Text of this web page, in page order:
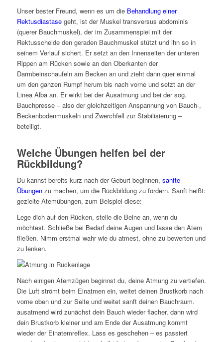
Unser bester Freund, wenn es um die Behandlung einer
Rektusdiastasegeht, ist der Muskel transversus abdominis
(querer Bauchmuskel), der im Zusammenspiel mit der
Rektusscheide den geraden Bauchmuskel stützt und ihn so in
seinem Verlauf sichert. Er setzt an den Innenseiten der unteren
Rippen am Rücken sowie an den Oberkanten der
Darmbeinschaufeln am Becken an und zieht dann quer einmal
um den ganzen Rumpf herum bis nach vorne und setzt an der
Linea Alba an. Er wirkt bei der Ausatmung und bei der sog.
Bauchpresse – also der gleichzeitigen Anspannung von Bauch-,
Beckenbodenmuskeln und Zwerchfell zur Stabilisierung –
beteiligt.
Welche Übungen helfen bei der
Rückbildung?
Du kannst bereits kurz nach der Geburt beginnen, sanfte
Übungenzu machen, um die Rückbildung zu fördern. Sanft heißt:
gezielte Atemübungen, zum Beispiel diese:
Lege dich auf den Rücken, stelle die Beine an, wenn du
möchtest. Schließe bei Bedarf deine Augen und lasse den Atem
fließen. Nimm erstmal wahr wie du atmest, ohne zu bewerten und
zu lenken.
Nach einigen Atemzügen beginnst du, deine Atmung zu vertiefen.
Die Luft strömt beim Einatmen ein, weitet deinen Brustkorb nach
vorne oben und zur Seite und weitet sanft deinen Bauchraum.
ausatmend wird zunächst dein Bauch wieder flacher, dann wird
dein Brustkorb kleiner und am Ende der Ausatmung kommt
wieder der Einatemreflex. Lass es geschehen – es passiert